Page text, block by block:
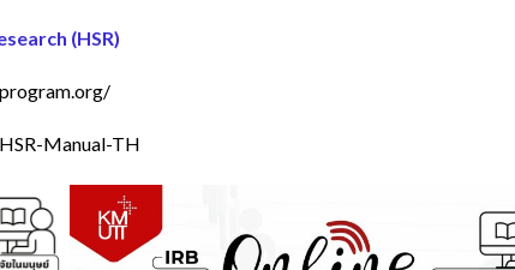
(HSR)
Manual-TH